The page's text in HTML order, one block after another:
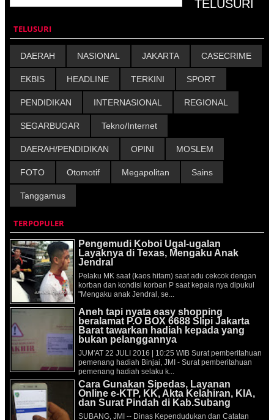
TELUSURI
DAERAH NASIONAL JAKARTA CASECRIME
EKBIS HEADLINE TERKINI SPORT
PENDIDIKAN INTERNASIONAL REGIONAL
SEGARBUGAR Tekno/Internet
DAERAH/PENDIDIKAN OPINI MOSLEM
FOTO Otomotif Megapolitan Sains
Tanggamus
TERPOPULER
Pengemudi Koboi Ugal-ugalan
Layaknya di Texas, Mengaku Anak
Jendral
Pelaku MK saat (kaos hitam) saat adu cekcok dengan
korban dan kondisi korban P saat kepala nya dipukul
"Mengaku anak Jendral, se...
Aneh tapi nyata easy shopping
beralamat P.O BOX 6688 Slipi Jakarta
Barat tawarkan hadiah kepada yang
bukan pelanggannya
JUM'AT 22 JULI 2016 | 10:25 WIB Surat pemberitahuan
pemenang hadiah Binjai, JMI - Surat pemberitahuan
pemenang hadiah selaku k...
Cara Gunakan Sipedas, Layanan
Online e-KTP, KK, Akta Kelahiran, KIA,
dan Surat Pindah di Kab.Subang
SUBANG, JMI -- Dinas Kependudukan dan Catatan